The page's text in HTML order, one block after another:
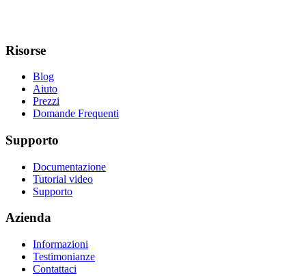
Risorse
Blog
Aiuto
Prezzi
Domande Frequenti
Supporto
Documentazione
Tutorial video
Supporto
Azienda
Informazioni
Testimonianze
Contattaci